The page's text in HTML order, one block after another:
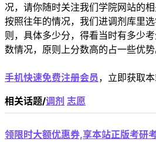
况，请你随时关注我们学院网站的相
按照往年的情况，我们进调剂库里
则，具体多少分，得看当时有多少
数情况，原则上分数高的占一些优势
手机快速免费注册会员 ，立即获取
相关话题/调剂 志愿
领限时大额优惠券,享本站正版考研